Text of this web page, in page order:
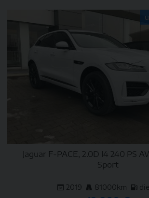
DETAIL
Jaguar F-PACE, 2.0D I4 240 PS
Sport
2019 81000km